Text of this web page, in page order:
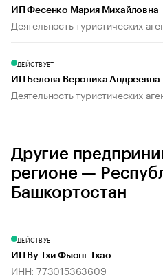
ИП Фесенко Мария Михайловна
Деятельность туристических
ДЕЙСТВУЕТ
ИП Белова Вероника Андреевна
Деятельность туристических
Другие
регионе —
Башкортостан
ДЕЙСТВУЕТ
ИП Ву Тхи Фыонг Тхао
ИНН: 773015363609